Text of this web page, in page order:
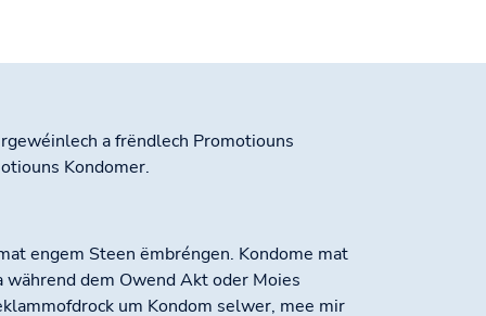
a frëndlech Promotiouns
Kondomer.
engem Steen ëmbréngen. Kondome mat
dem Owend Akt oder Moies
um Kondom selwer, mee mir